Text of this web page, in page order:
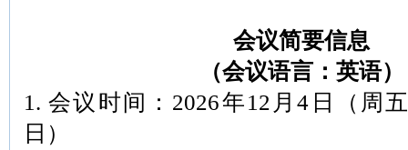
会议简要信息
（会议语言：英语）
1. 会议时间：2026年12月4日（周
日）